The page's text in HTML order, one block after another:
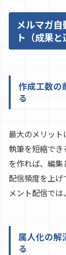
メルマガ
ト（成果と
作成工数の
る
最大のメリッ
執筆を短縮でき
を作れば、編集
配信頻度を上
メント配信では、
属人化の解
る